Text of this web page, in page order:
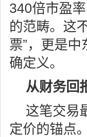
340倍市盈
的范畴。这
票”，更是
确定义。
从财务回
这笔交易
定价的锚点